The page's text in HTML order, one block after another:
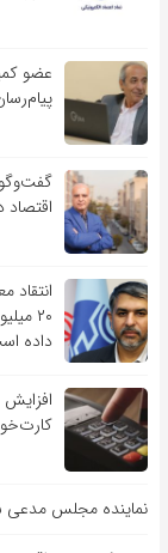
عضو
گفت‌و‌گو
۲۰
داده
نماینده مجلس مدعی